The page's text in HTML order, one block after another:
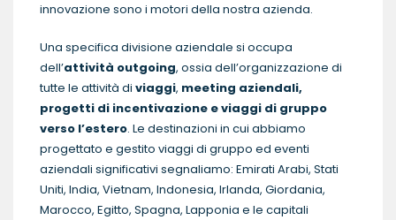
innovazione sono i motori della nostra azienda.
Una specifica divisione aziendale si occupa
dell’attività outgoing, ossia dell’organizzazione di
tutte le attività di viaggi, meeting aziendali,
progetti di incentivazione e viaggi di gruppo
verso l’estero. Le destinazioni in cui abbiamo
progettato e gestito viaggi di gruppo ed eventi
aziendali significativi segnaliamo: Emirati Arabi, Stati
Uniti, India, Vietnam, Indonesia, Irlanda, Giordania,
Marocco, Egitto, Spagna, Lapponia e le capitali